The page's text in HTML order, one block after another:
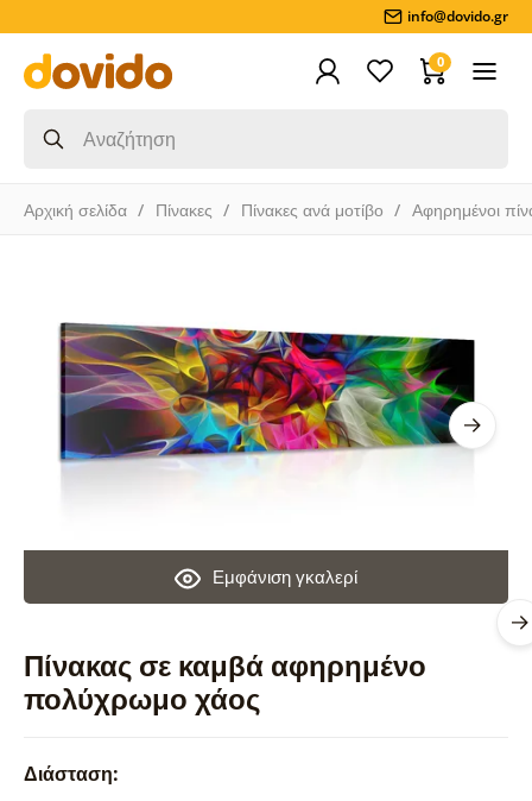
info@dovido.gr
0
Αρχική σελίδα Πίνακες Πίνακες ανά μοτίβο Αφηρημένοι
Πίνακας σε καμβά αφηρημένο
πολύχρωμο χάος
Εμφάνιση γκαλερί
Διάσταση: